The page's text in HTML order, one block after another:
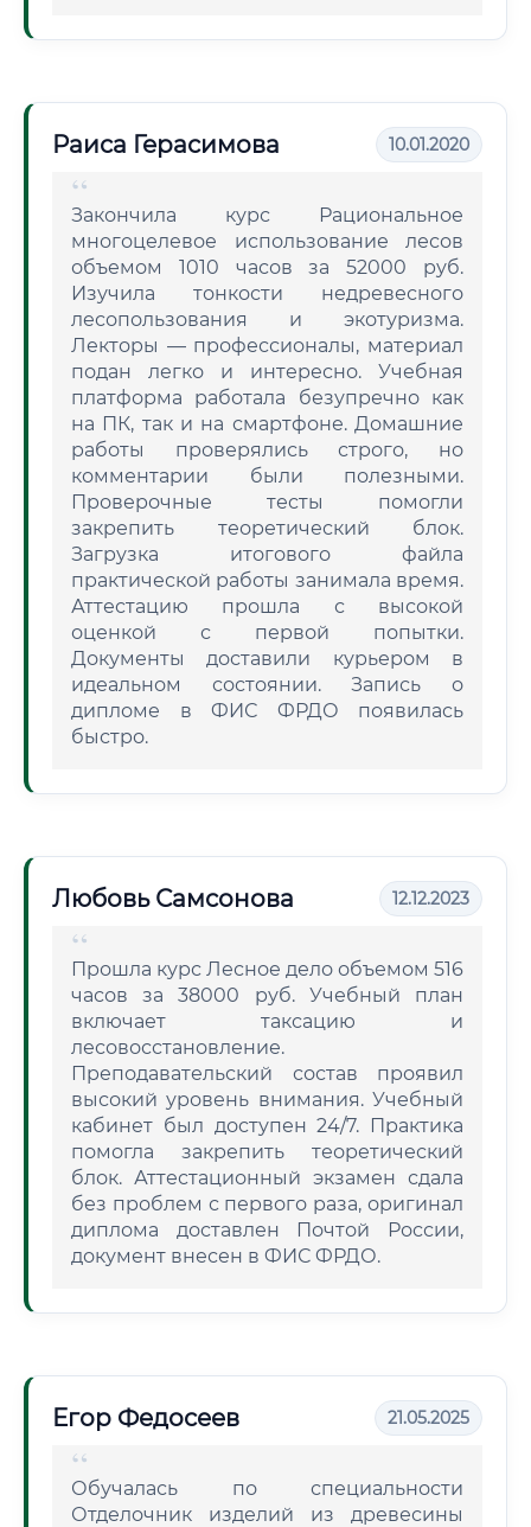
Раиса Герасимова 10.01.2020
Закончила курс Рациональное
многоцелевое использование лесов
объемом 1010 часов за 52000 руб.
Изучила тонкости недревесного
лесопользования и экотуризма.
Лекторы — профессионалы, материал
подан легко и интересно. Учебная
платформа работала безупречно как
на ПК, так и на смартфоне. Домашние
работы проверялись строго, но
комментарии были полезными.
Проверочные тесты помогли
закрепить теоретический блок.
Загрузка итогового файла
практической работы занимала время.
Аттестацию прошла с высокой
оценкой с первой попытки.
Документы доставили курьером в
идеальном состоянии. Запись о
дипломе в ФИС ФРДО появилась
быстро.
Любовь Самсонова 12.12.2023
Прошла курс Лесное дело объемом 516
часов за 38000 руб. Учебный план
включает таксацию и
лесовосстановление.
Преподавательский состав проявил
высокий уровень внимания. Учебный
кабинет был доступен 24/7. Практика
помогла закрепить теоретический
блок. Аттестационный экзамен сдала
без проблем с первого раза, оригинал
диплома доставлен Почтой России,
документ внесен в ФИС ФРДО.
Егор Федосеев 21.05.2025
Обучалась по специальности
Отделочник изделий из древесины